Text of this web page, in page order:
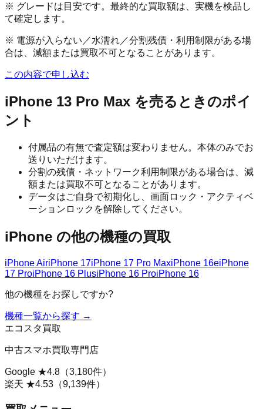
※ グレードは目安です。最終的な買取額は、実機を検品し
て確定します。
※ 電源が入らない／水濡れ／分割残債・利用制限がある場
合は、減額または買取不可となることがあります。
この内容で申し込む
iPhone 13 Pro Max を売るときのポイ
ント
付属品の有無で査定額は変わりません。本体のみでお
送りいただけます。
分割の残債・ネットワーク利用制限がある場合は、減
額または買取不可となることがあります。
データはご自身で初期化し、画面ロック・アクティベ
ーションロックを解除してください。
iPhone の他の機種の買取
iPhone AiriPhone 17iPhone 17 Pro MaxiPhone 16eiPhone
17 ProiPhone 16 PlusiPhone 16 ProiPhone 16
他の機種をお探しですか?
機種一覧から探す →
エコスタ買取
中古スマホ買取専門店
Google ★4.8 （3,180件）
楽天 ★4.53 （9,139件）